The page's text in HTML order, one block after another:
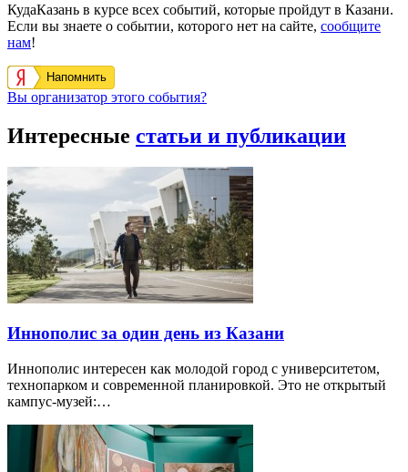
КудаКазань в курсе всех событий, которые пройдут в Казани.
Если вы знаете о событии, которого нет на сайте, сообщите
нам!
Напомнить
Вы организатор этого события?
Интересные статьи и публикации
Иннополис за один день из Казани
Иннополис интересен как молодой город с университетом,
технопарком и современной планировкой. Это не открытый
кампус-музей:…